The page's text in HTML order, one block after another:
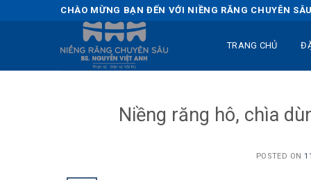
to
CHÀO MỪNG BẠN ĐẾN VỚI NIỀNG RĂNG CHUYÊN
TRANG CHỦ
Niềng răng hô, chìa
POSTED ON